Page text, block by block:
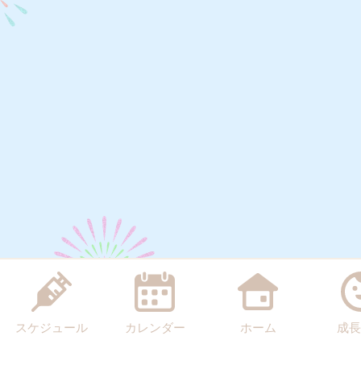
スケジュール カレンダー ホーム 成